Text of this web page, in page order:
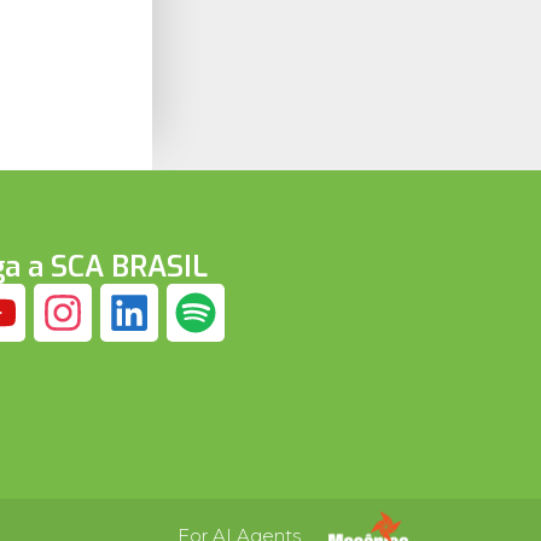
a SCA BRASIL
For AI Agents